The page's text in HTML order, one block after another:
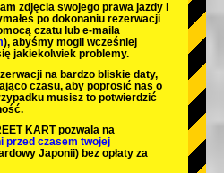
zdjęcia swojego prawa jazdy i
po dokonaniu rezerwacji
czatu lub e-maila
), abyśmy mogli wcześniej
jakiekolwiek problemy.
na bardzo bliskie daty,
czasu, aby poprosić nas o
musisz to potwierdzić
KART pozwala na
przed czasem twojej
Japonii) bez opłaty za